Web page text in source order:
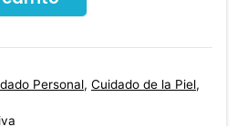
Personal, Cuidado de la Piel,